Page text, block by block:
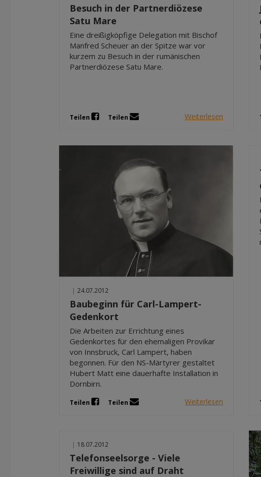
Besuch in der Partnerdiözese
Satu Mare
Eine dreißigköpfige Delegation mit Bischof
Manfred Scheuer an der Spitze war vor
kurzem zu Besuch in der rumänischen
Partnerdiözese Satu Mare.
Teilen Teilen Weiterlesen
| 24.07.2012
Baubeginn für Carl-Lampert-
Gedenkort
Die Arbeiten zur Errichtung eines
Gedenkortes für den ehemaligen Provikar
von Innsbruck, Carl Lampert, haben
begonnen. Für den NS-Märtyrer gestaltet
Hubert Matt eine dauerhafte Installation in
Dornbirn.
Teilen Teilen Weiterlesen
| 18.07.2012
Telefonseelsorge - Viele
Freiwillige sind auf Draht